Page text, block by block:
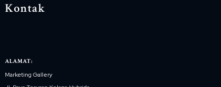
Kontak
ALAMAT:
Marketing Gallery